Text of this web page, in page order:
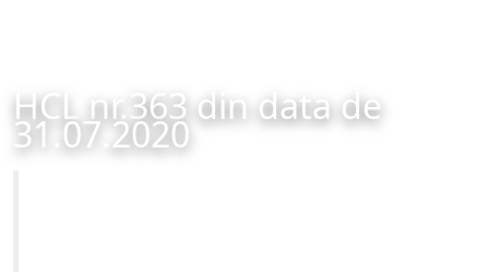
HCL nr.363 din data de
31.07.2020